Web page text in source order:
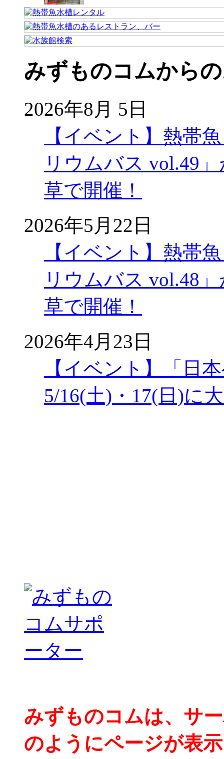
みずものコムから
2026年8月 5日
【イベント】熱帯
リウムバス vol.49
草で開催！
2026年5月22日
【イベント】熱帯
リウムバス vol.48
草で開催！
2026年4月23日
【イベント】「日
5/16(土)・17(日)に
みずものコムは、サ
のようにページが表